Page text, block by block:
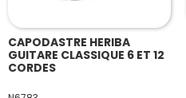
CAPODASTRE HERIBA
GUITARE CLASSIQUE 6 ET 12
CORDES